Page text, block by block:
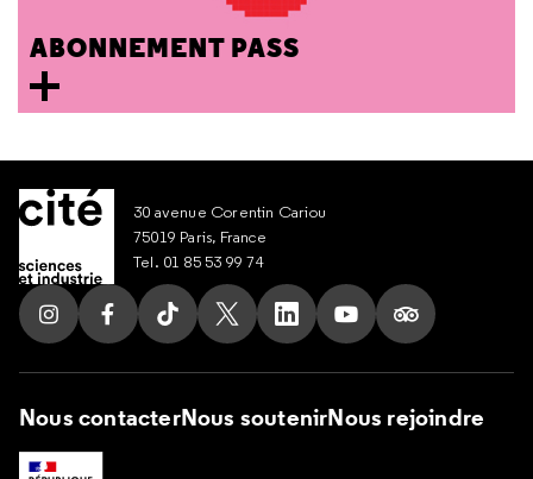
ABONNEMENT PASS
30 avenue Corentin Cariou
75019 Paris, France
Tel. 01 85 53 99 74
Suivez nous sur Instagram
Suivez nous sur Facebook
Suivez nous sur Tik Tok
Suivez nous sur X
Suivez nous sur LinkedIn
Suivez nous sur
Suivez nous
Nous contacterNous soutenirNous rejoindre